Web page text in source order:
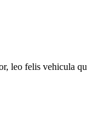
leo felis vehicula